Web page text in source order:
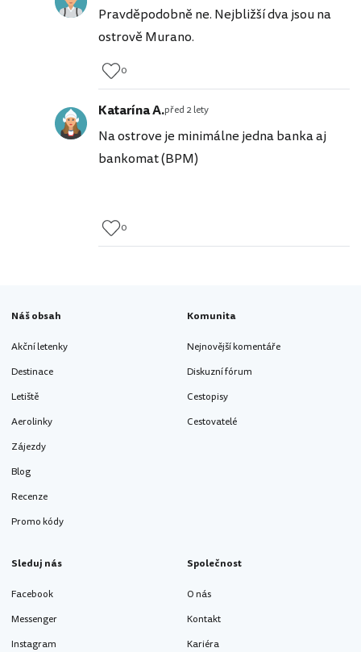
Pravděpodobně ne. Nejbližší dva jsou na
ostrově Murano.
0
Katarína A.před 2 lety
Na ostrove je minimálne jedna banka aj
bankomat (BPM)
0
Náš obsah
Akční letenky
Destinace
Letiště
Aerolinky
Zájezdy
Blog
Recenze
Promo kódy
Komunita
Nejnovější komentáře
Diskuzní fórum
Cestopisy
Cestovatelé
Sleduj nás
Facebook
Messenger
Instagram
Společnost
O nás
Kontakt
Kariéra